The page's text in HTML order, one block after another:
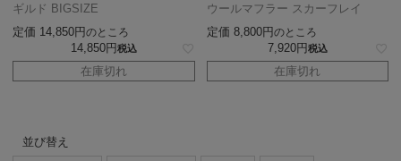
ギルド BIGSIZE
定価 14,850 のところ
14,850 税込
在庫切れ
ウールマフラー スカーフレイ
定価 8,800 のところ
7,920 税込
在庫切れ
並び替え